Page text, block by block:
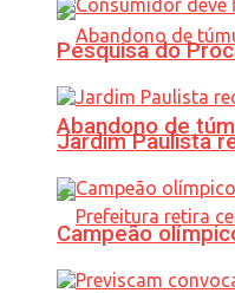
Abandono de
Pesquisa do
Jardim Paulista
Campeão